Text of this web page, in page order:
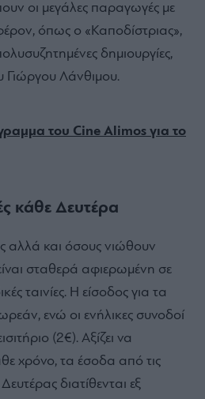
οι μεγάλες παραγωγές με
όπως ο «Καποδίστριας»,
δημιουργίες,
Γιώργου Λάνθιμου.
του Cine Alimos για το
κάθε Δευτέρα
αλλά και όσους νιώθουν
σταθερά αφιερωμένη σε
ταινίες. Η είσοδος για τα
ενώ οι ενήλικες συνοδοί
(2€). Αξίζει να
χρόνο, τα έσοδα από τις
διατίθενται εξ